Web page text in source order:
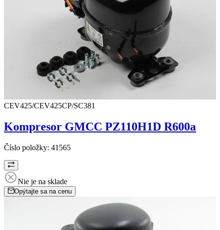
CEV425/CEV425CP/SC381
Kompresor GMCC PZ110H1D R600a
Číslo položky: 41565
Nie je na sklade
Opýtajte sa na cenu